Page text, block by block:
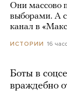
Они массово
выборами. А
канал в
ИСТОРИИ 16
Боты в
враждебно